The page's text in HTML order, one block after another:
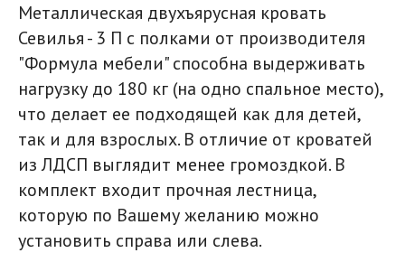
Металлическая двухъярусная кровать
Севилья - 3 П с полками от производителя
"Формула мебели" способна выдерживать
нагрузку до 180 кг (на одно спальное место),
что делает ее подходящей как для детей,
так и для взрослых. В отличие от кроватей
из ЛДСП выглядит менее громоздкой. В
комплект входит прочная лестница,
которую по Вашему желанию можно
установить справа или слева.